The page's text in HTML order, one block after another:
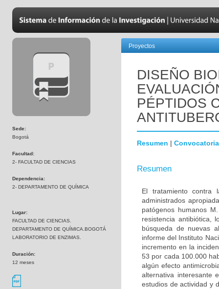
Sede:
Bogotá
Facultad:
2- FACULTAD DE CIENCIAS
Dependencia:
2- DEPARTAMENTO DE QUÍMICA
Lugar:
FACULTAD DE CIENCIAS.
DEPARTAMENTO DE QUÍMICA.BOGOTÁ
LABORATORIO DE ENZIMAS.
Duración:
12 meses
Proyectos
DISEÑO
PÉPTIDOS
Resumen | Convocatoria
Resumen
El tratamiento contra
administrados
patógenos humanos
resistencia antibiótica,
búsqueda de nuevas
informe del Instituto
incremento en la
53 por cada 100.000
algún efecto
alternativa interesante
estudios de actividad y